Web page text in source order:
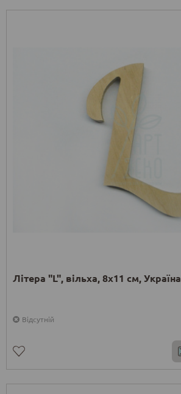
Літера "L", вільха, 8х11 см, Україна
Відсутній